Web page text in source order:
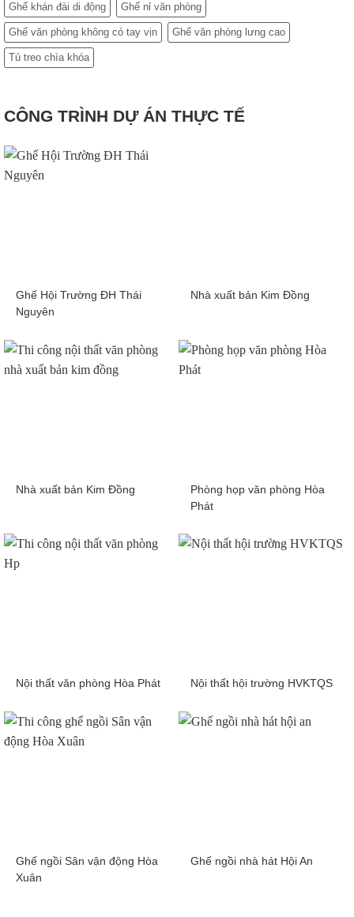
Ghế khán đài di động Ghế nỉ văn phòng
Ghế văn phòng không có tay vịn Ghế văn phòng lưng cao
Tủ treo chìa khóa
CÔNG TRÌNH DỰ ÁN THỰC TẾ
Ghế Hội Trường ĐH Thái
Nguyên
Nhà xuất bản Kim Đồng
Nhà xuất bản Kim Đồng
Phòng họp văn phòng Hòa
Phát
Nội thất văn phòng Hòa Phát Nội thất hội trường HVKTQS
Ghế ngồi Sân vận động Hòa
Xuân
Ghế ngồi nhà hát Hội An